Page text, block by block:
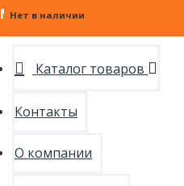
МЕНЮ
Каталог товаров
Контакты
О компании
Нет в наличии
Нет в наличии
Нет в наличии
Нет в наличии
Нет в наличии